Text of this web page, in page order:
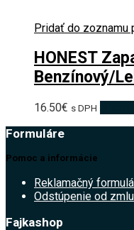
Pridať do zoznamu
HONEST
Benzínový/
16.50€ s DPH
Formuláre
Pomoc a informácie
Reklamačný
Odstúpenie od
Fajkashop